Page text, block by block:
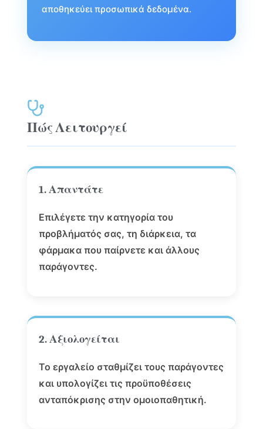
αποθηκεύει προσωπικά δεδομένα.
Πώς Λειτουργεί
1. Απαντάτε
Επιλέγετε την κατηγορία του
προβλήματός σας, τη διάρκεια, τα
φάρμακα που παίρνετε και άλλους
παράγοντες.
2. Αξιολογείται
Το εργαλείο σταθμίζει τους παράγοντες
και υπολογίζει τις προϋποθέσεις
ανταπόκρισης στην ομοιοπαθητική.